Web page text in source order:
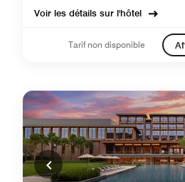
Voir les détails sur l'hôtel
Tarif non disponible